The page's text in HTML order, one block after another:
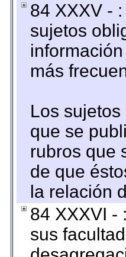
84 XXXV -
sujetos
más
Los
que se
rubros que
de que
la relación
84 XXXVI -
sus